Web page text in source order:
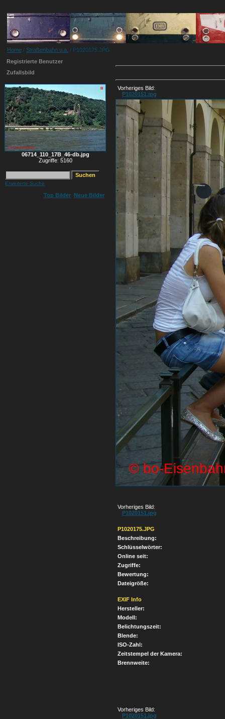
Home / Straßenbahn u.a. / P1020175.JPG
Registrierte Benutzer
Zufallsbild
06714_110_17B_46-db.jpg
Zugriffe: 5160
Erweiterte Suche
Top Bilder Neue Bilder
Vorheriges Bild:
P1020151.jpg
Vorheriges Bild:
P1020151.jpg
P1020175.JPG
Beschreibung:
Schlüsselwörter:
Online seit:
Zugriffe:
Bewertung:
Dateigröße:
EXIF Info
Hersteller:
Modell:
Belichtungszeit:
Blende:
ISO-Zahl:
Zeitstempel der Kamera:
Brennweite:
Vorheriges Bild:
P1020151.jpg